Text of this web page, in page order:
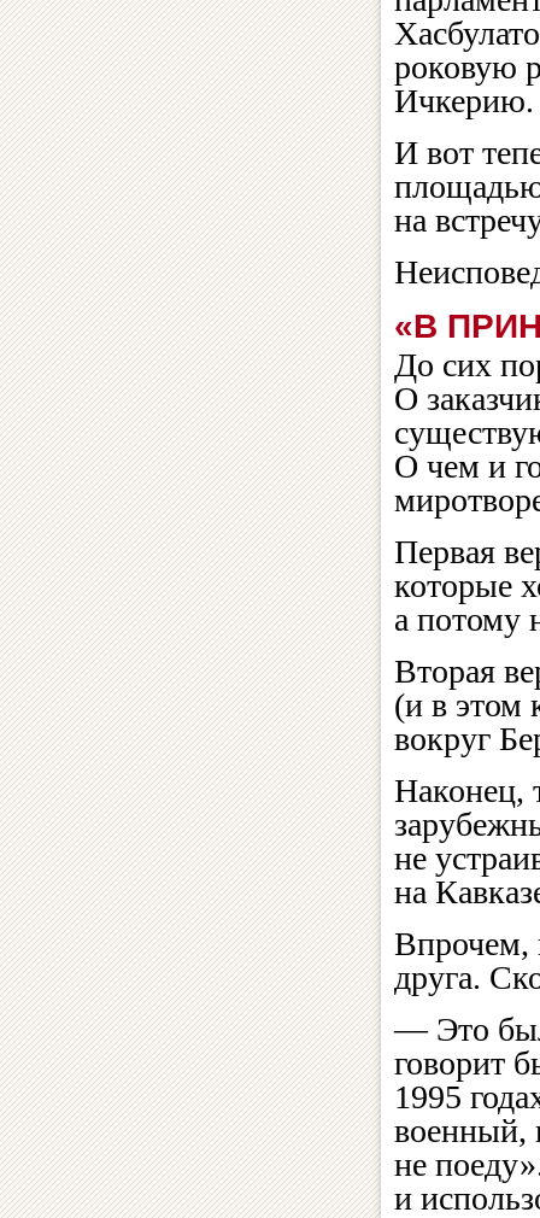
роковую
Ичкерию.
И вот
на
«В
До сих
О
О чем и
Первая
которые
а потому
Вторая
(и в этом
вокруг
Наконец,
не
на
Впрочем,
друга.
— Это
говорит
1995
военный,
не
и